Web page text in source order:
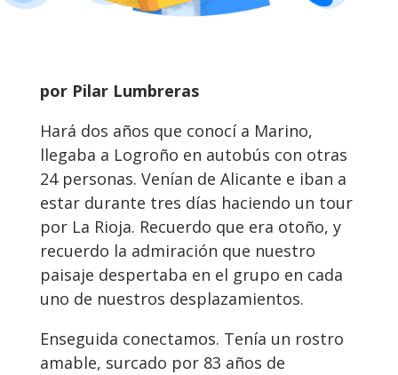
por Pilar Lumbreras
Hará dos años que conocí a Marino,
llegaba a Logroño en autobús con otras
24 personas. Venían de Alicante e iban a
estar durante tres días haciendo un tour
por La Rioja. Recuerdo que era otoño, y
recuerdo la admiración que nuestro
paisaje despertaba en el grupo en cada
uno de nuestros desplazamientos.
Enseguida conectamos. Tenía un rostro
amable, surcado por 83 años de